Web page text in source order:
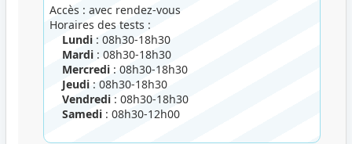
Accès : avec rendez-vous
Horaires des tests :
Lundi : 08h30-18h30
Mardi : 08h30-18h30
Mercredi : 08h30-18h30
Jeudi : 08h30-18h30
Vendredi : 08h30-18h30
Samedi : 08h30-12h00